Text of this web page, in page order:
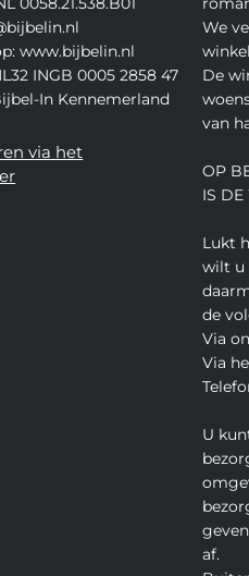
www.bijbelin.nl
INGB 0005 2858 47
In Kennemerland
via het
We
De
van
OP
IS DE
Lukt
wilt u
de
Via
Via
U
af.